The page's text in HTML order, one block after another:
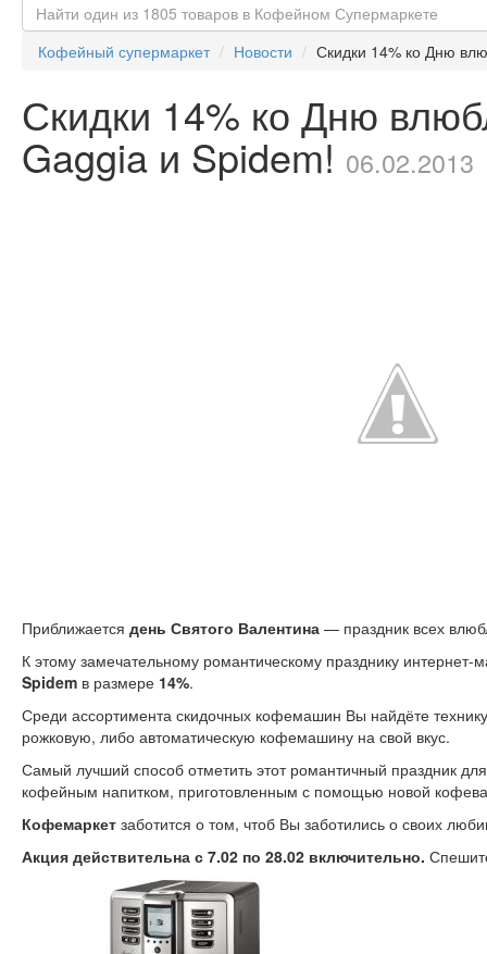
Кофейный супермаркет Новости Скидки 14% ко Дню
Скидки 14% ко Дню
Gaggia и Spidem! 06.02.2013
Приближается день Святого Валентина — праздник всех
К этому замечательному романтическому празднику интернет-
Spidem в размере 14%.
Среди ассортимента скидочных кофемашин Вы найдёте
рожковую, либо автоматическую кофемашину на свой вкус.
Самый лучший способ отметить этот романтичный праздник
кофейным напитком, приготовленным с помощью новой
Кофемаркет заботится о том, чтоб Вы заботились о своих
Акция действительна с 7.02 по 28.02 включительно.